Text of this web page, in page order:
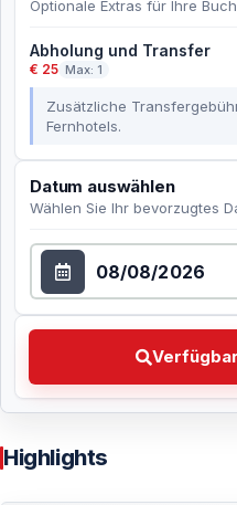
Optionale Extras für Ihre
Abholung und Transfer
€ 25 Max: 1
Zusätzliche
Fernhotels.
Datum auswählen
Wählen Sie Ihr bevorzugtes
Datum auswählen
Verfügbarkeit prüfen
Highlights